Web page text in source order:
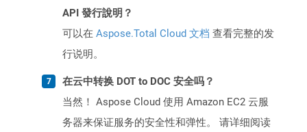
API 發行說明？
可以在 Aspose.Total Cloud 文档 查看完整的发
行说明。
在云中转换 DOT to DOC 安全吗？
当然！ Aspose Cloud 使用 Amazon EC2 云服
务器来保证服务的安全性和弹性。 请详细阅读